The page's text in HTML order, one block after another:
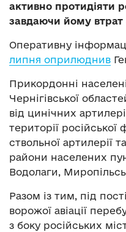
активно протидіяти
завдаючи йому втрат
Оперативну
липня оприлюднив
Прикордонні
Чернігівської
від цинічних
території російської
ствольної артилерії
райони населених
Водолаги,
Разом із тим, під
ворожої авіації
з боку російських